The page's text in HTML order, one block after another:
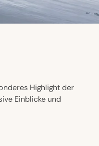
Highlight der
Einblicke und